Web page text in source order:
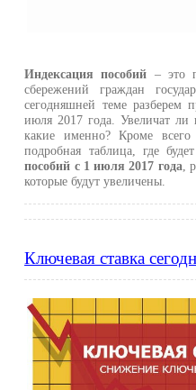
Индексация пособий – это
сбережений граждан
сегодняшней теме разберем
июля 2017 года. Увеличат
какие именно? Кроме
подробная таблица, где
пособий с 1 июля 2017 года,
которые будут увеличены.
Ключевая ставка